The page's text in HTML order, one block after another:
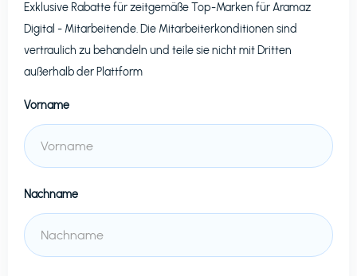
Exklusive Rabatte für zeitgemäße Top-Marken fürAramaz
Digital - Mitarbeitende. Die Mitarbeiterkonditionen sind
vertraulich zu behandeln und teile sie nicht mit Dritten
außerhalb der Plattform
Vorname
Nachname